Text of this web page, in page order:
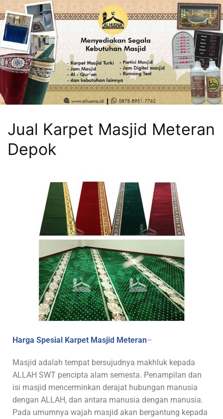
Jual Karpet Masjid Meteran
Depok
Harga Spesial Karpet Masjid Meteran–
Masjid adalah tempat bersujudnya makhluk kepada
ALLAH SWT pencipta alam semesta. Penampilan dan
isi masjid mencerminkan derajat hubungan manusia
dengan ALLAH, dan antara manusia dengan manusia.
Pada umumnya wajah masjid akan bergantung kepada